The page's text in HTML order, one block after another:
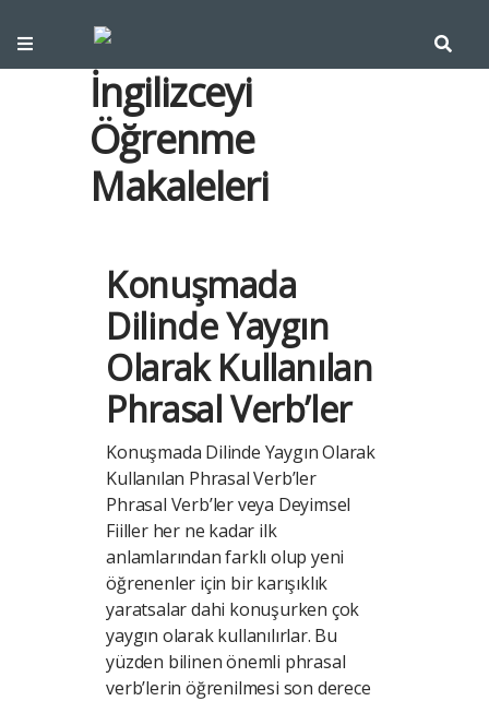
İngilizceyi
Öğrenme
Makaleleri
Konuşmada
Dilinde Yaygın
Olarak Kullanılan
Phrasal Verb’ler
Konuşmada Dilinde Yaygın Olarak
Kullanılan Phrasal Verb’ler
Phrasal Verb’ler veya Deyimsel
Fiiller her ne kadar ilk
anlamlarından farklı olup yeni
öğrenenler için bir karışıklık
yaratsalar dahi konuşurken çok
yaygın olarak kullanılırlar. Bu
yüzden bilinen önemli phrasal
verb’lerin öğrenilmesi son derece